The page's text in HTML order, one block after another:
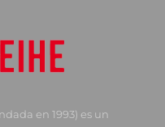
en 1993) es un